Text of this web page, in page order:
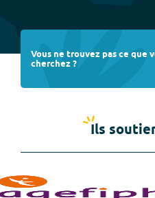
Vous ne trouvez pas ce que
cherchez ?
Ils